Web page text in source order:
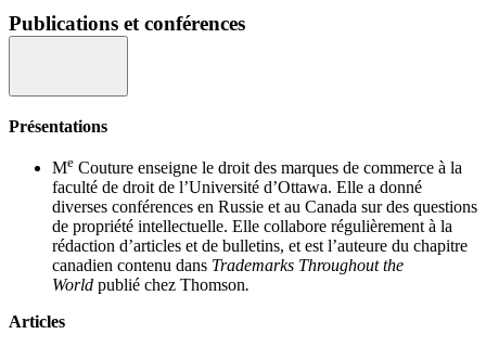
Publications et conférences
Présentations
Me Couture enseigne le droit des marques de commerce à la
faculté de droit de l’Université d’Ottawa. Elle a donné
diverses conférences en Russie et au Canada sur des questions
de propriété intellectuelle. Elle collabore régulièrement à la
rédaction d’articles et de bulletins, et est l’auteure du chapitre
canadien contenu dans Trademarks Throughout the
World publié chez Thomson.
Articles